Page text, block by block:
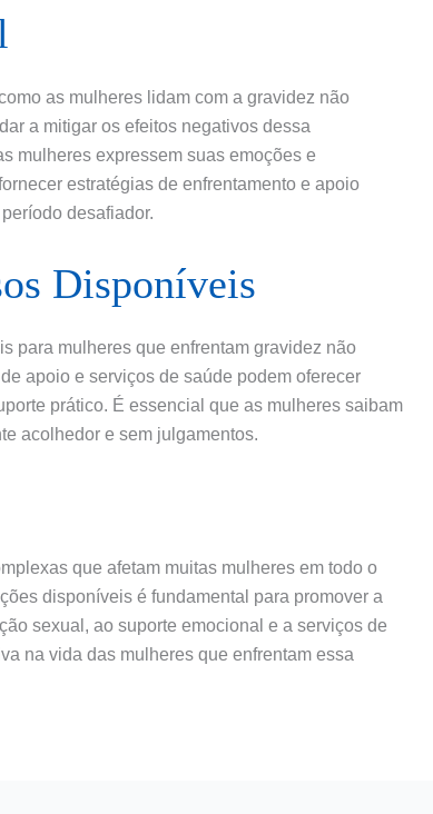
as mulheres lidam com a gravidez não
a mitigar os efeitos negativos dessa
mulheres expressem suas emoções e
estratégias de enfrentamento e apoio
desafiador.
Disponíveis
para mulheres que enfrentam gravidez não
apoio e serviços de saúde podem oferecer
prático. É essencial que as mulheres saibam
acolhedor e sem julgamentos.
que afetam muitas mulheres em todo o
disponíveis é fundamental para promover a
sexual, ao suporte emocional e a serviços de
na vida das mulheres que enfrentam essa